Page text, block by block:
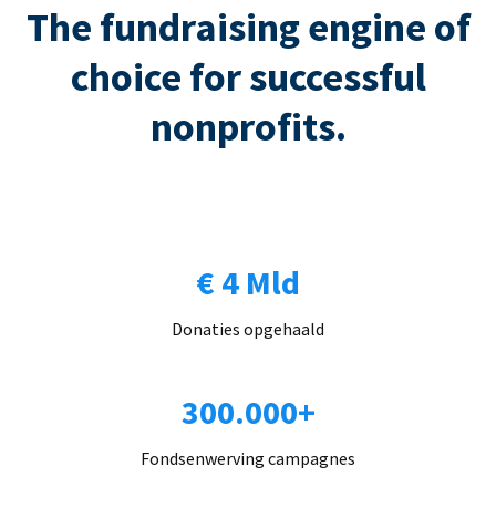
The fundraising engine of
choice for successful
nonprofits.
€ 4 Mld
Donaties opgehaald
300.000+
Fondsenwerving campagnes